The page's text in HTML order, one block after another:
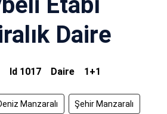
Daire
Id 1017 Daire 1+1
Manzaralı Şehir Manzaralı